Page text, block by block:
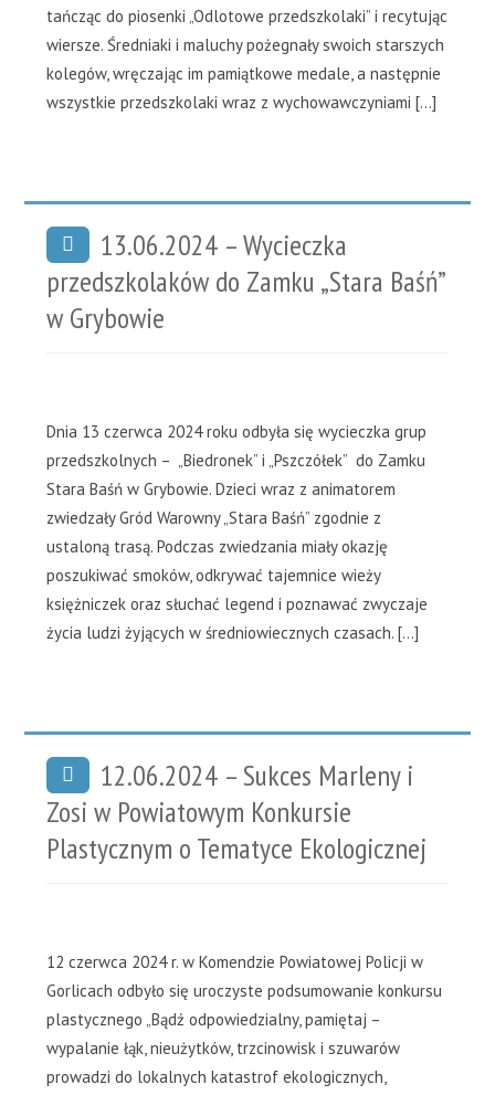
tańcząc do piosenki „Odlotowe przedszkolaki” i recytując
wiersze. Średniaki i maluchy pożegnały swoich starszych
kolegów, wręczając im pamiątkowe medale, a następnie
wszystkie przedszkolaki wraz z wychowawczyniami […]
13.06.2024 – Wycieczka
przedszkolaków do Zamku „Stara Baśń”
w Grybowie
Dnia 13 czerwca 2024 roku odbyła się wycieczka grup
przedszkolnych – „Biedronek” i „Pszczółek” do Zamku
Stara Baśń w Grybowie. Dzieci wraz z animatorem
zwiedzały Gród Warowny „Stara Baśń” zgodnie z
ustaloną trasą. Podczas zwiedzania miały okazję
poszukiwać smoków, odkrywać tajemnice wieży
księżniczek oraz słuchać legend i poznawać zwyczaje
życia ludzi żyjących w średniowiecznych czasach. […]
12.06.2024 – Sukces Marleny i
Zosi w Powiatowym Konkursie
Plastycznym o Tematyce Ekologicznej
12 czerwca 2024 r. w Komendzie Powiatowej Policji w
Gorlicach odbyło się uroczyste podsumowanie konkursu
plastycznego „Bądź odpowiedzialny, pamiętaj –
wypalanie łąk, nieużytków, trzcinowisk i szuwarów
prowadzi do lokalnych katastrof ekologicznych,